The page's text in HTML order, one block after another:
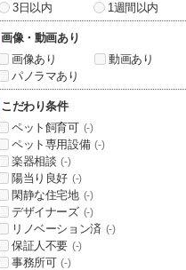
3日以内
1週間以内
画像・動画あり
画像あり
動画あり
パノラマあり
こだわり条件
ペット飼育可 (-)
ペット専用設備 (-)
楽器相談 (-)
陽当り良好 (-)
閑静な住宅地 (-)
デザイナーズ (-)
リノベーション済 (-)
保証人不要 (-)
事務所可 (-)